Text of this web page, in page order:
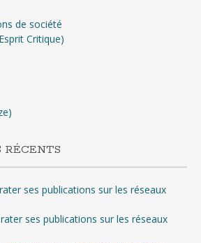
de société
Critique)
ses publications sur les réseaux
ses publications sur les réseaux